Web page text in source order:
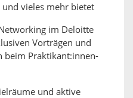
vieles mehr bietet
im Deloitte
Vorträgen und
beim Praktikant:innen-
und aktive